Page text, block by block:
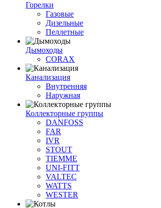
Горелки
Газовые
Дизельные
Пеллетные
Дымоходы
CORAX
Канализация
Внутренняя
Наружная
Коллекторные группы
DANFOSS
FAR
IVR
STOUT
TIEMME
UNI-FITT
VALTEC
WATTS
WESTER